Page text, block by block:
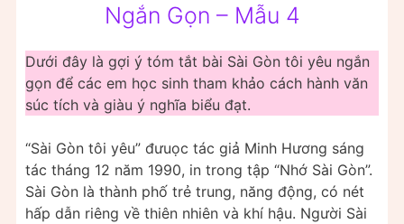
Ngắn Gọn – Mẫu 4
Dưới đây là gợi ý tóm tắt bài Sài Gòn tôi yêu ngắn
gọn để các em học sinh tham khảo cách hành văn
súc tích và giàu ý nghĩa biểu đạt.
“Sài Gòn tôi yêu” đưuọc tác giả Minh Hương sáng
tác tháng 12 năm 1990, in trong tập “Nhớ Sài Gòn”.
Sài Gòn là thành phố trẻ trung, năng động, có nét
hấp dẫn riêng về thiên nhiên và khí hậu. Người Sài